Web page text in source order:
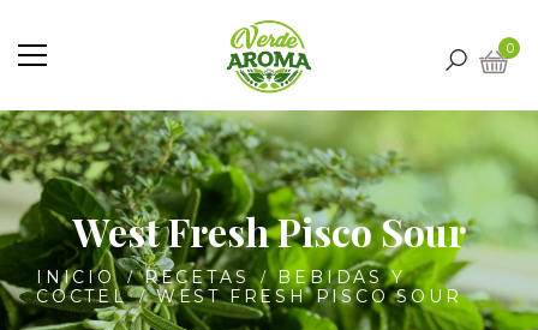
0
West Fresh Pisco Sour
INICIO RECETAS
BEBIDAS Y
COCTEL
WEST FRESH PISCO SOUR